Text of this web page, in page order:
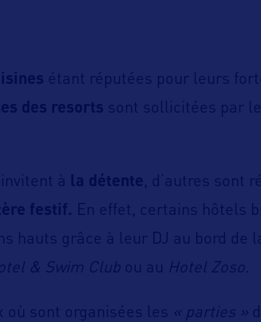
étant réputées pour leurs
des resorts sont sollicitées par
à la détente, d’autres sont
festif. En effet, certains hôtels
hauts grâce à leur DJ au bord de
& Swim Club ou au Hotel Zoso.
où sont organisées les « parties »